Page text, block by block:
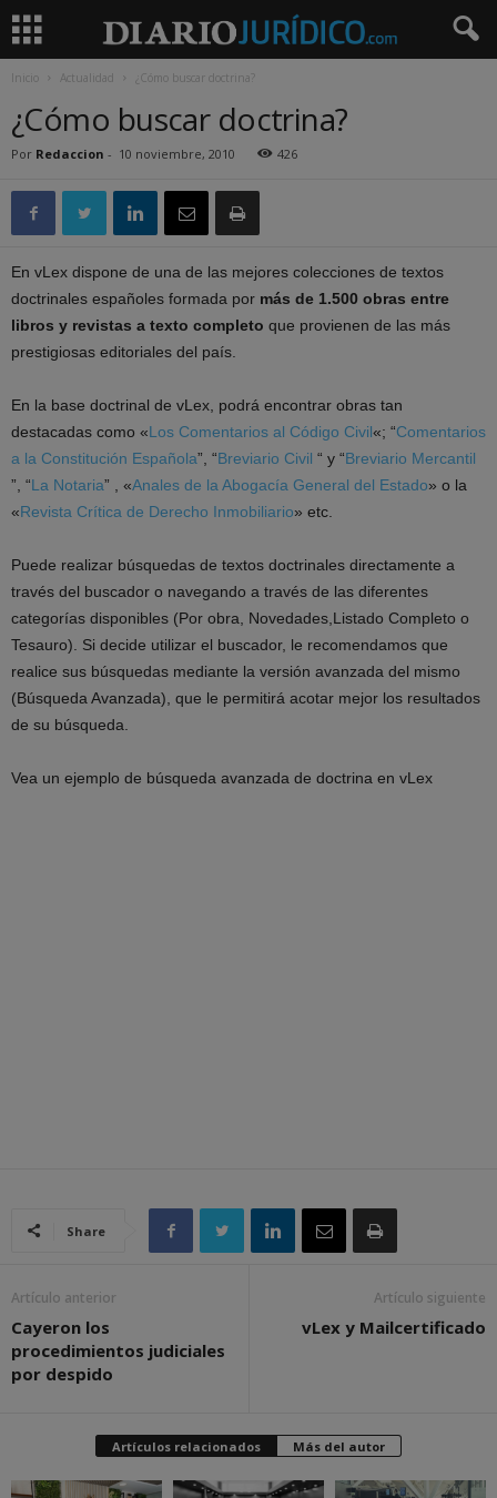
Inicio Actualidad ¿Cómo buscar doctrina?
¿Cómo buscar doctrina?
Por Redaccion - 10 noviembre, 2010 426
En vLex dispone de una de las mejores colecciones de textos
doctrinales españoles formada por más de 1.500 obras entre
libros y revistas a texto completo que provienen de las más
prestigiosas editoriales del país.
En la base doctrinal de vLex, podrá encontrar obras tan
destacadas como «Los Comentarios al Código Civil«; “Comentarios
a la Constitución Española”, “Breviario Civil “ y “Breviario Mercantil
”, “La Notaria” , «Anales de la Abogacía General del Estado» o la
«Revista Crítica de Derecho Inmobiliario» etc.
Puede realizar búsquedas de textos doctrinales directamente a
través del buscador o navegando a través de las diferentes
categorías disponibles (Por obra, Novedades,Listado Completo o
Tesauro). Si decide utilizar el buscador, le recomendamos que
realice sus búsquedas mediante la versión avanzada del mismo
(Búsqueda Avanzada), que le permitirá acotar mejor los resultados
de su búsqueda.
Vea un ejemplo de búsqueda avanzada de doctrina en vLex
Share
Artículo anterior
Cayeron los
procedimientos judiciales
por despido
Artículo siguiente
vLex y Mailcertificado
Artículos relacionados Más del autor